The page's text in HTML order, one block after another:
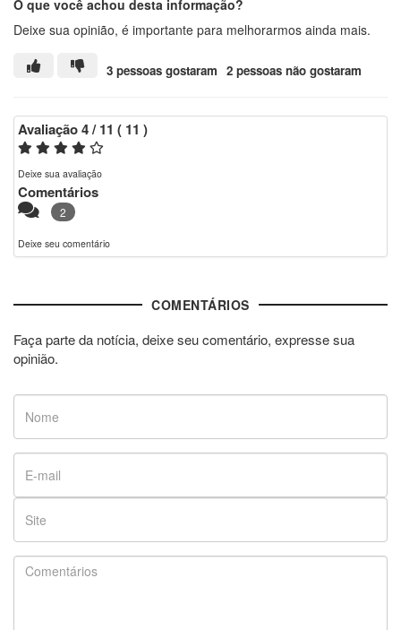
O que você achou desta informação?
Deixe sua opinião, é importante para melhorarmos ainda mais.
3 pessoas gostaram 2 pessoas não gostaram
Avaliação4/ 11 ( 11 )
Deixe sua avaliação
Comentários
2
Deixe seu comentário
COMENTÁRIOS
Faça parte da notícia, deixe seu comentário, expresse sua
opinião.